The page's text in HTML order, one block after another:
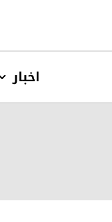
اخبار